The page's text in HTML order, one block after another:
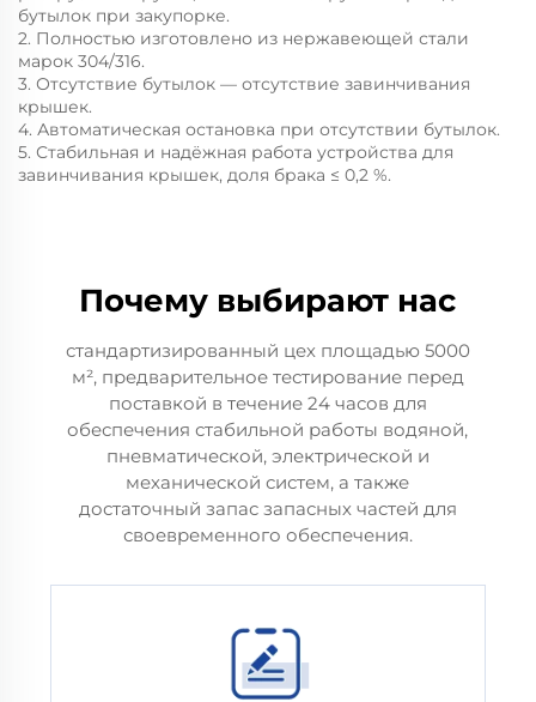
бутылок при закупорке.
2. Полностью изготовлено из нержавеющей стали
марок 304/316.
3. Отсутствие бутылок — отсутствие завинчивания
крышек.
4. Автоматическая остановка при отсутствии бутылок.
5. Стабильная и надёжная работа устройства для
завинчивания крышек, доля брака ≤ 0,2 %.
Почему выбирают нас
стандартизированный цех площадью 5000
м², предварительное тестирование перед
поставкой в течение 24 часов для
обеспечения стабильной работы водяной,
пневматической, электрической и
механической систем, а также
достаточный запас запасных частей для
своевременного обеспечения.